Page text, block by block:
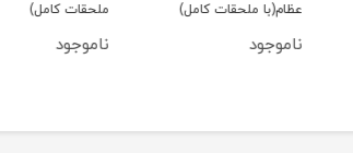
عظام(با ملحقات کامل)
ناموجود
ملحقات کامل)
ناموجود